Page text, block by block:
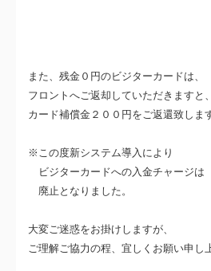
また、残金０円のビジターカードは、
フロントへご返却していただきますと、
カード補償金２００円をご返還致しま
※この度新システム導入により
ビジターカードへの入金チャージは
廃止となりました。
大変ご迷惑をお掛けしますが、
ご理解ご協力の程、宜しくお願い申し